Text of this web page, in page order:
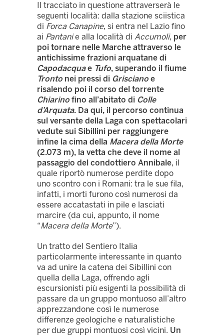
Il tracciato in questione attraverserà le
seguenti località: dalla stazione sciistica
di Forca Canapine, si entra nel Lazio fino
ai Pantanie alla località di Accumoli, per
poi tornare nelle Marche attraverso le
antichissime frazioni arquatane di
Capodacquae Tufo, superando il fiume
Tronto nei pressi di Grisciano e
risalendo poi il corso del torrente
Chiarino fino all’abitato di Colle
d’Arquata. Da qui, il percorso continua
sul versante della Laga con spettacolari
vedute sui Sibillini per raggiungere
infine la cima della Macera della Morte
(2.073 m), la vetta che deve il nome al
passaggio del condottiero Annibale, il
quale riportò numerose perdite dopo
uno scontro con i Romani: tra le sue fila,
infatti, i morti furono così numerosi da
essere accatastati in pile e lasciati
marcire (da cui, appunto, il nome
“Macera della Morte”).
Un tratto del Sentiero Italia
particolarmente interessante in quanto
va ad unire la catena dei Sibillini con
quella della Laga, offrendo agli
escursionisti più esigenti la possibilità di
passare da un gruppo montuoso all’altro
apprezzandone così le numerose
differenze geologiche e naturalistiche
per due gruppi montuosi così vicini. Un